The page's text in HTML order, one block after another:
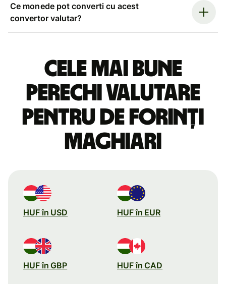
Ce monede pot converti cu acest
convertor valutar?
Cele mai bune
perechi valutare
pentru de forinți
maghiari
HUF în USD HUF în EUR
HUF în GBP HUF în CAD